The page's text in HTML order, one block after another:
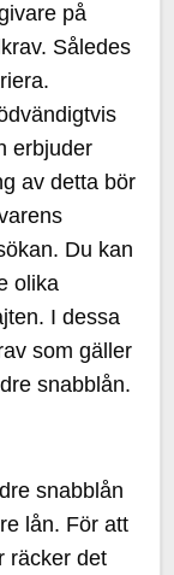
på
Således
erbjuder
av detta bör
Du kan
olika
I dessa
som gäller
snabblån.
snabblån
lån. För att
räcker det